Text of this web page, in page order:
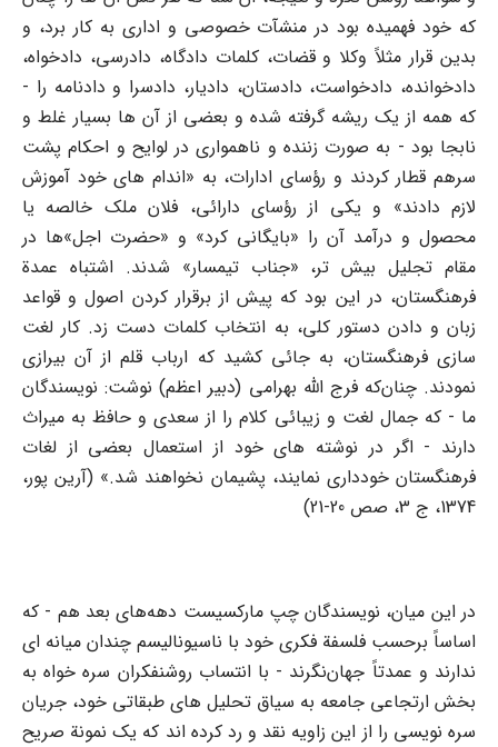
که خود فهمیده بود در منشآت خصوصی و اداری به کار برد، و
بدین قرار مثلاً وکلا و قضات، کلمات دادگاه، دادرسی، دادخواه،
دادخوانده، دادخواست، دادستان، دادیار، دادسرا و دادنامه را -
که همه از یک ریشه گرفته شده و بعضی از آن ها بسیار غلط و
نابجا بود - به صورت زننده و ناهمواری در لوایح و احکام پشت
سرهم قطار کردند و رؤسای ادارات، به «اندام های خود آموزش
لازم دادند» و یکی از رؤسای دارائی، فلان ملک خالصه یا
محصول و درآمد آن را «بایگانی کرد» و «حضرت اجل»ها در
مقام تجلیل بیش تر، «جناب تیمسار» شدند. اشتباه عمدة
فرهنگستان، در این بود که پیش از برقرار کردن اصول و قواعد
زبان و دادن دستور کلی، به انتخاب کلمات دست زد. کار لغت
سازی فرهنگستان، به جائی کشید که ارباب قلم از آن بیرازی
نمودند. چنان‌که فرج الله بهرامی (دبیر اعظم) نوشت: نویسندگان
ما - که جمال لغت و زیبائی کلام را از سعدی و حافظ به میراث
دارند - اگر در نوشته های خود از استعمال بعضی از لغات
فرهنگستان خودداری نمایند، پشیمان نخواهند شد.» (آرین پور،
1374، ج 3، صص 20-21)
در این میان، نویسندگان چپ مارکسیست دهه‌های بعد هم - که
اساساً برحسب فلسفة فکری خود با ناسیونالیسم چندان میانه ای
ندارند و عمدتاً جهان‌نگرند - با انتساب روشنفکران سره خواه به
بخش ارتجاعی جامعه به سیاق تحلیل های طبقاتی خود، جریان
سره نویسی را از این زاویه نقد و رد کرده اند که یک نمونة صریح